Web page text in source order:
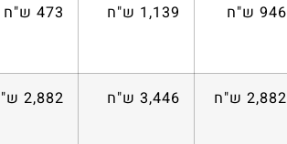
946 ש"ח 1,139 ש"ח 473 ש"ח
2,882 ש"ח 3,446 ש"ח 2,882 ש"ח